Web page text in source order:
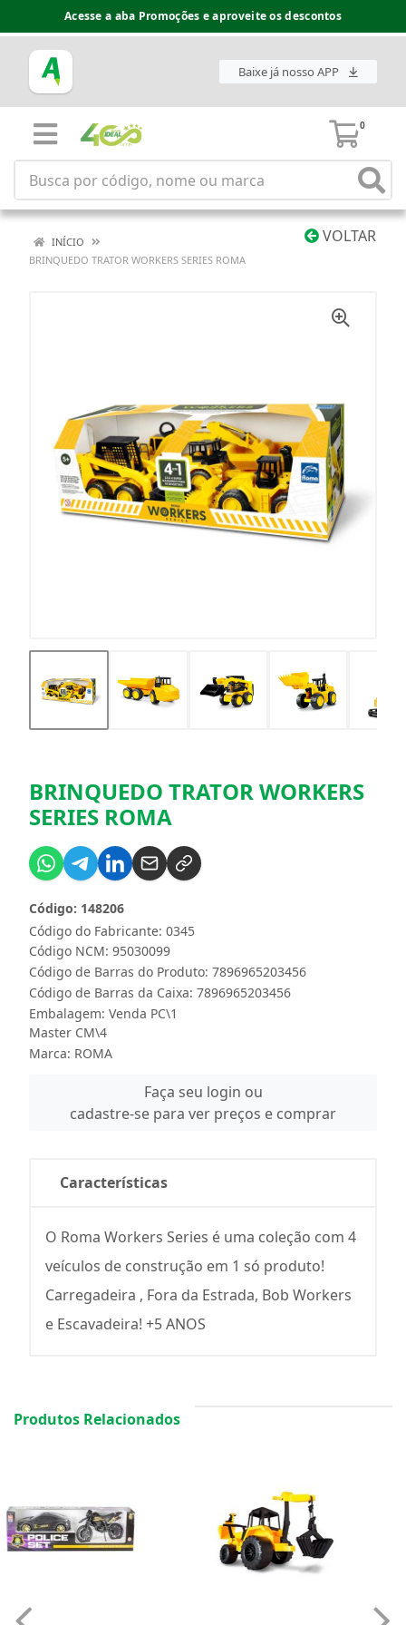
Acesse a aba Promoções e aproveite os descontos
Baixe já nosso APP
0
VOLTAR
INÍCIO
BRINQUEDO TRATOR WORKERS SERIES ROMA
BRINQUEDO TRATOR WORKERS
SERIES ROMA
Código do Fabricante: 0345
Código: 148206
Código NCM: 95030099
Código de Barras do Produto: 7896965203456
Código de Barras da Caixa: 7896965203456
Embalagem: Venda PC\1
Master CM\4
Marca: ROMA
Faça seu login ou
cadastre-se para ver preços e comprar
Características
O Roma Workers Series é uma coleção com 4
veículos de construção em 1 só produto!
Carregadeira , Fora da Estrada, Bob Workers
e Escavadeira! +5 ANOS
Produtos Relacionados